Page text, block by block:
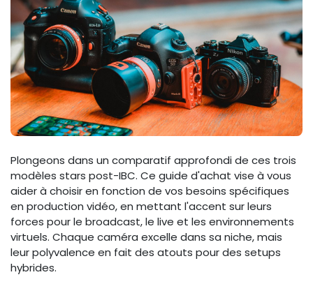
Plongeons dans un comparatif approfondi de ces trois
modèles stars post-IBC. Ce guide d'achat vise à vous
aider à choisir en fonction de vos besoins spécifiques
en production vidéo, en mettant l'accent sur leurs
forces pour le broadcast, le live et les environnements
virtuels. Chaque caméra excelle dans sa niche, mais
leur polyvalence en fait des atouts pour des setups
hybrides.